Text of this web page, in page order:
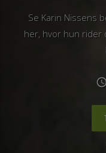
Se Karin Nissens
her, hvor hun rider